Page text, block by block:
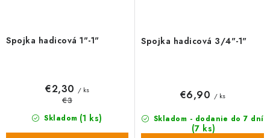
Spojka hadicová 1"-1"
Skladom (1 ks)
€2,30 / ks
€3
Spojka hadicová 3/4"-1"
Skladom - dodanie do 7 dní
(7 ks)
€6,90 / ks